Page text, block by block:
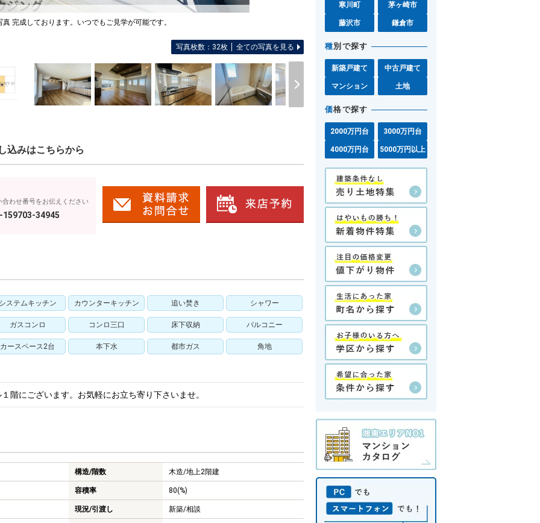
完成しております。いつでもご見学が可能です。
写真枚数：32枚 全ての写真を見る
込みはこちらから
合わせ番号をお伝えください
159703-34945
ステムキッチン カウンターキッチン 追い焚き シャワー
ガスコンロ コンロ三口 床下収納 バルコニー
カースペース2台 本下水 都市ガス 角地
階にございます。お気軽にお立ち寄り下さいませ。
構造/階数 木造/地上2階建
容積率 80(%)
現況/引渡し 新築/相談
寒川町 茅ヶ崎市
藤沢市 鎌倉市
種別で探す
新築戸建て 中古戸建て
マンション 土地
価格で探す
2000万円台 3000万円台
4000万円台 5000万円以上